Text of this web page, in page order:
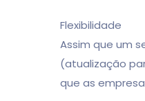
Flexibilidade
Assim que um
(atualização
que as